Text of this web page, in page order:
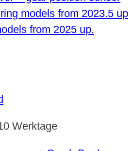
models from 2023.5 up
from 2025 up.
Werktage